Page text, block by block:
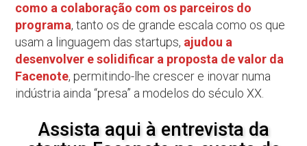
como a colaboração com os parceiros do
programa, tanto os de grande escala como os que
usam a linguagem das startups, ajudou a
desenvolver e solidificar a proposta de valor da
Facenote, permitindo-lhe crescer e inovar numa
indústria ainda “presa” a modelos do século XX.
Assista aqui à entrevista da